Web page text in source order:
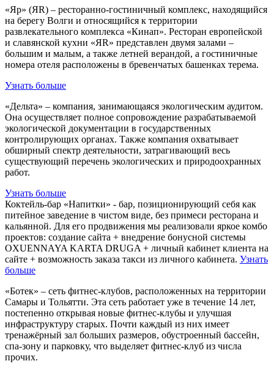
«Яр» (ЯR) – ресторанно-гостиничный комплекс, находящийся
на берегу Волги и относящийся к территории
развлекательного комплекса «Кинап». Ресторан европейской
и славянской кухни «ЯR» представлен двумя залами –
большим и малым, а также летней верандой, а гостиничные
номера отеля расположены в бревенчатых башенках терема.
Узнать больше
«Дельта» – компания, занимающаяся экологическим аудитом.
Она осуществляет полное сопровождение разрабатываемой
экологической документации в государственных
контролирующих органах. Также компания охватывает
обширный спектр деятельности, затрагивающий весь
существующий перечень экологических и природоохранных
работ.
Узнать больше
Коктейль-бар «Напитки» - бар, позиционирующий себя как
питейное заведение в чистом виде, без примеси ресторана и
кальянной. Для его продвижения мы реализовали яркое комбо
проектов: создание сайта + внедрение бонусной системы
OXUENNAYA KARTA DRUGA + личный кабинет клиента на
сайте + возможность заказа такси из личного кабинета. Узнать
больше
«Ботек» – сеть фитнес-клубов, расположенных на территории
Самары и Тольятти. Эта сеть работает уже в течение 14 лет,
постепенно открывая новые фитнес-клубы и улучшая
инфраструктуру старых. Почти каждый из них имеет
тренажёрный зал больших размеров, обустроенный бассейн,
спа-зону и парковку, что выделяет фитнес-клуб из числа
прочих.